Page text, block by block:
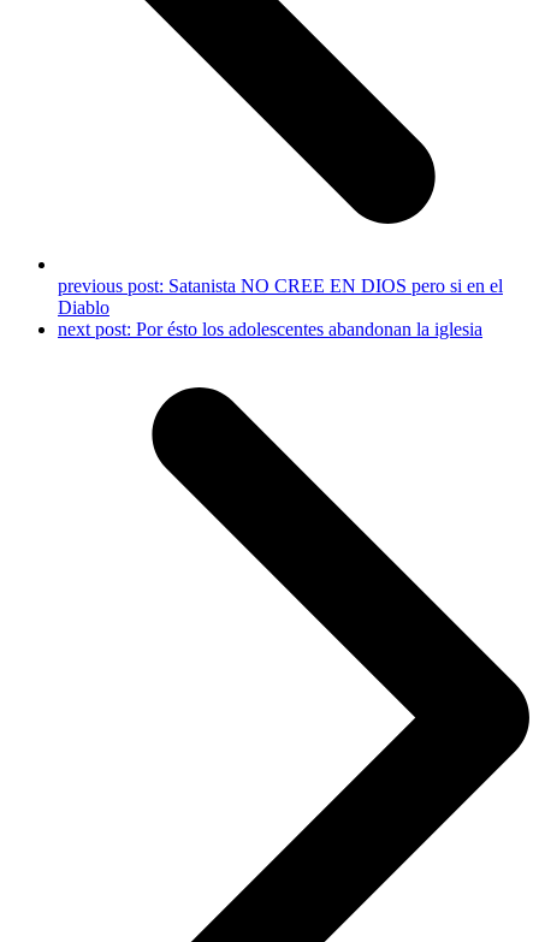
previous post: Satanista NO CREE EN DIOS pero si en el
Diablo
next post: Por ésto los adolescentes abandonan la iglesia